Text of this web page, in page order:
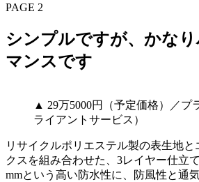
PAGE 2
シンプルですが、かな
マンスです
▲ 29万5000円（予定価格）／プ
ライアントサービス）
リサイクルポリエステル製の表生地と
クスを組み合わせた、3レイヤー仕立
mmという高い防水性に、防風性と通